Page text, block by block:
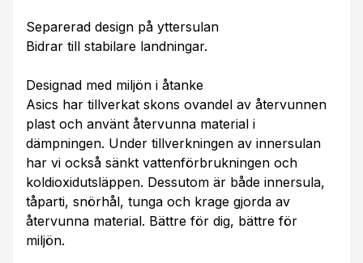
Separerad design på yttersulan
Bidrar till stabilare landningar.
Designad med miljön i åtanke
Asics har tillverkat skons ovandel av återvunnen
plast och använt återvunna material i
dämpningen. Under tillverkningen av innersulan
har vi också sänkt vattenförbrukningen och
koldioxidutsläppen. Dessutom är både innersula,
tåparti, snörhål, tunga och krage gjorda av
återvunna material. Bättre för dig, bättre för
miljön.